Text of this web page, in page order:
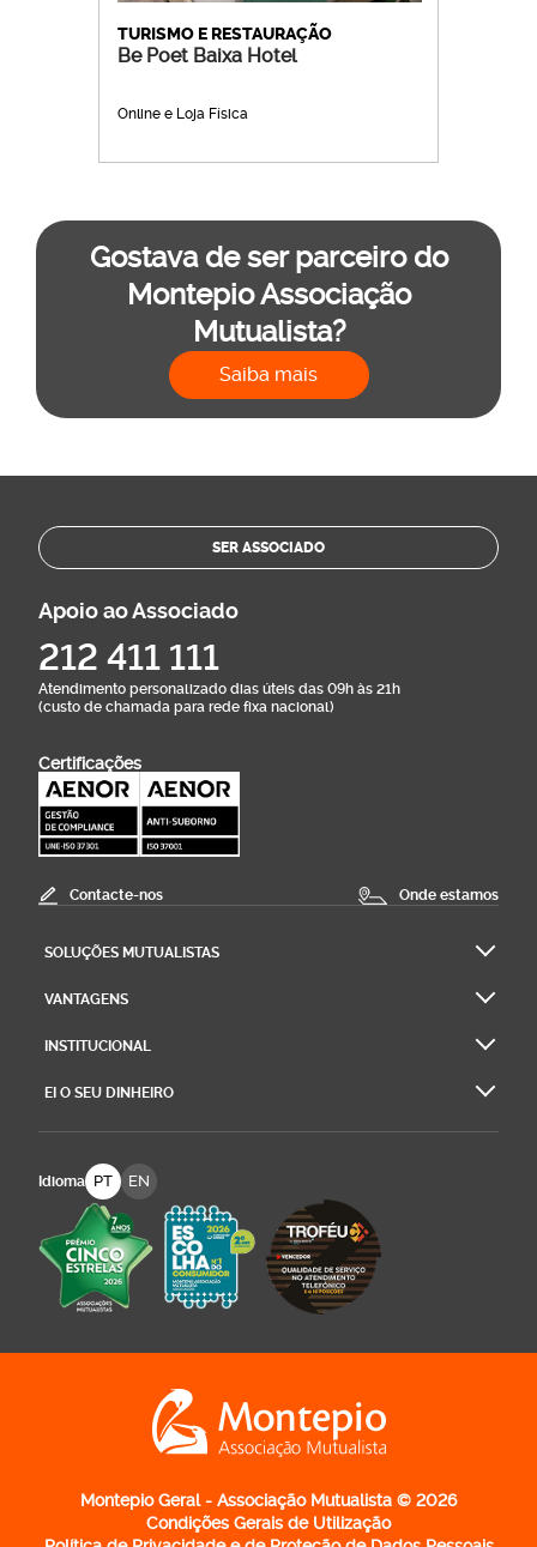
TURISMO E RESTAURAÇÃO
Be Poet Baixa Hotel
Online e Loja Física
Gostava de ser parceiro do
Montepio Associação
Mutualista?
Saiba mais
SER ASSOCIADO
Apoio ao Associado
212 411 111
Atendimento personalizado dias úteis das 09h às 21h
(custo de chamada para rede fixa nacional)
Certificações
Contacte-nos Onde estamos
SOLUÇÕES MUTUALISTAS
VANTAGENS
INSTITUCIONAL
EI O SEU DINHEIRO
Idioma PT EN
Logo Montepio Associação Mutualista -
Montepio Geral - Associação Mutualista © 2026
Condições Gerais de Utilização